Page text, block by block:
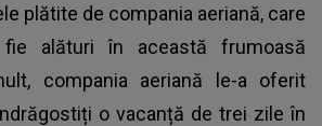
plătite de compania aeriană, care
alături în această frumoasă
compania aeriană le-a oferit
o vacanță de trei zile în